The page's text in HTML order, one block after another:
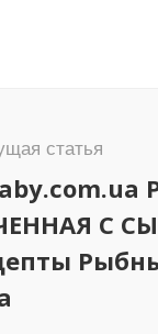
статья
С